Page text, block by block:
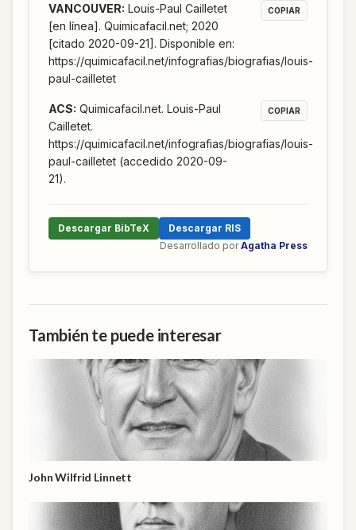
VANCOUVER: Louis-Paul Cailletet
[en línea]. Quimicafacil.net; 2020
[citado 2020-09-21]. Disponible en:
https://quimicafacil.net/infografias/biografias/louis-
paul-cailletet
COPIAR
ACS: Quimicafacil.net. Louis-Paul
Cailletet.
https://quimicafacil.net/infografias/biografias/louis-
paul-cailletet (accedido 2020-09-
21).
COPIAR
Descargar BibTeX
Descargar RIS
Desarrollado por Agatha Press
También te puede interesar
John Wilfrid Linnett